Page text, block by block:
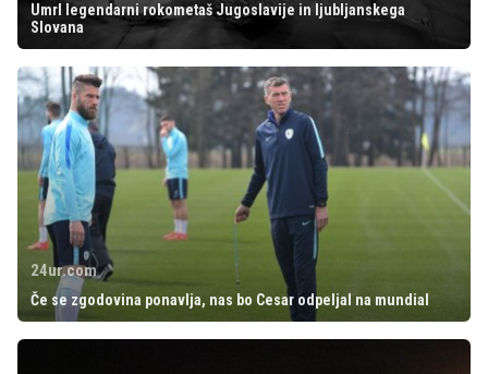
Umrl legendarni rokometaš Jugoslavije in ljubljanskega
Slovana
24ur.com
Če se zgodovina ponavlja, nas bo Cesar odpeljal na mundial